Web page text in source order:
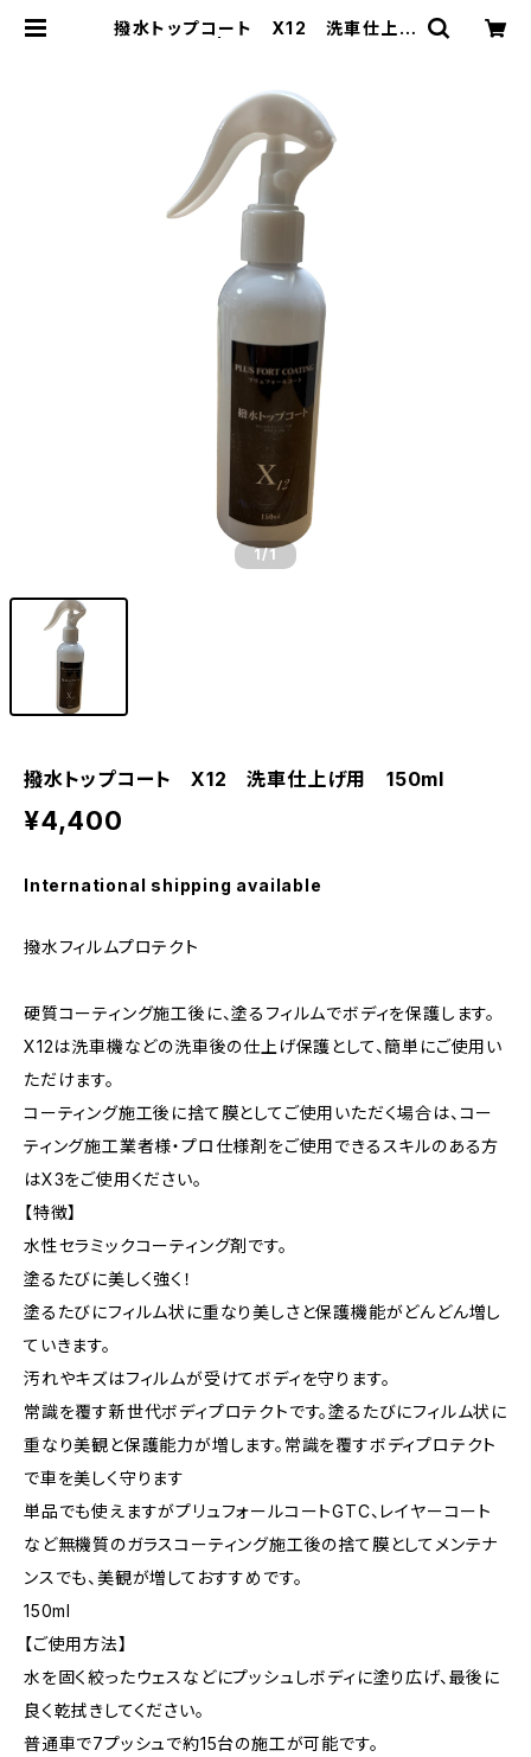
撥水トップコート X12 洗車仕上げ
1/1
撥水トップコート X12 洗車仕上げ用 150ml
¥4,400
International shipping available
撥水フィルムプロテクト
硬質コーティング施工後に、塗るフィルムでボディを保護します。
X12は洗車機などの洗車後の仕上げ保護として、簡単にご使用い
ただけます。
コーティング施工後に捨て膜としてご使用いただく場合は、コー
ティング施工業者様・プロ仕様剤をご使用できるスキルのある方
はX3をご使用ください。
【特徴】
水性セラミックコーティング剤です。
塗るたびに美しく強く！
塗るたびにフィルム状に重なり美しさと保護機能がどんどん増し
ていきます。
汚れやキズはフィルムが受けてボディを守ります。
常識を覆す新世代ボディプロテクトです。塗るたびにフィルム状に
重なり美観と保護能力が増します。常識を覆すボディプロテクト
で車を美しく守ります
単品でも使えますがプリュフォールコートGTC、レイヤーコート
など無機質のガラスコーティング施工後の捨て膜としてメンテナ
ンスでも、美観が増しておすすめです。
150ml
【ご使用方法】
水を固く絞ったウェスなどにプッシュしボディに塗り広げ、最後に
良く乾拭きしてください。
普通車で7プッシュで約15台の施工が可能です。